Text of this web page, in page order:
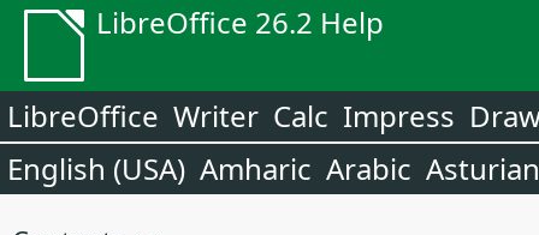
LibreOffice 26.2 Help
LibreOffice Writer Calc Impress
English (USA) Amharic Arabic Asturian